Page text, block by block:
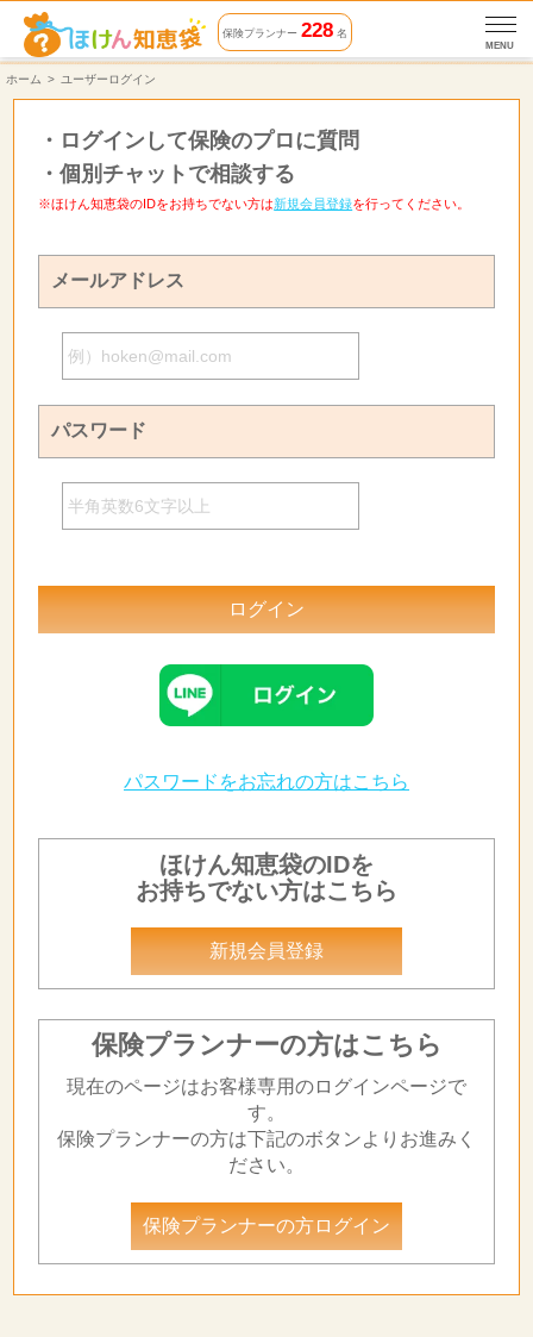
保険プランナー228 名
MENU
ホーム ユーザーログイン
・ ログインして保険のプロに質問
・個別チャットで相談する
※ほけん知恵袋のIDをお持ちでない方は新規会員登録を行ってください。
メールアドレス
パスワード
パスワードをお忘れの方はこちら
ほけん知恵袋のIDを
お持ちでない方はこちら
新規会員登録
保険プランナーの方はこちら
現在のページはお客様専用のログインページで
す。
保険プランナーの方は下記のボタンよりお進みく
ださい。
保険プランナーの方ログイン